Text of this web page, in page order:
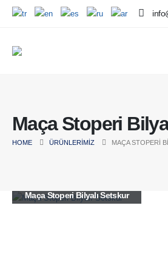
Maça Stoperi
HOME ÜRÜNLERIMIZ MAÇA STOPERI
Maça Stoperi Bilyalı Setskur